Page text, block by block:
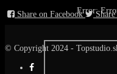
Share on FacebookError:
© Copyright 2024 -